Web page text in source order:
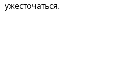
ужесточаться.